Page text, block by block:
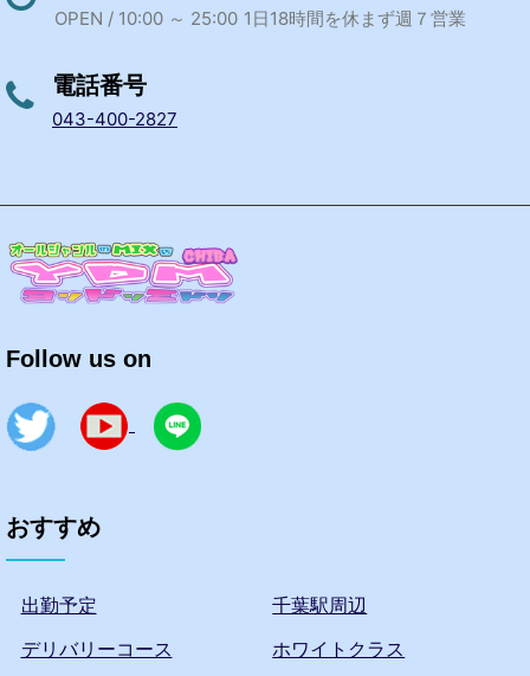
OPEN / 10:00 ～ 25:00 1日18時間を休まず週７営業
電話番号
043-400-2827
Follow us on
おすすめ
出勤予定
千葉駅周辺
デリバリーコース
ホワイトクラス